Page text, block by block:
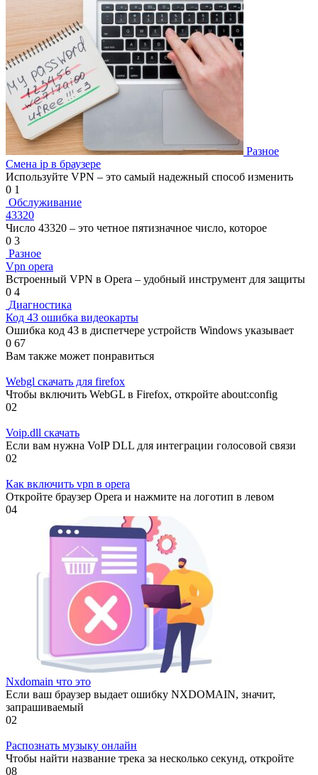
Разное
Смена ip в браузере
Используйте VPN – это самый надежный способ изменить
0 1
Обслуживание
43320
Число 43320 – это четное пятизначное число, которое
0 3
Разное
Vpn opera
Встроенный VPN в Opera – удобный инструмент для защиты
0 4
Диагностика
Код 43 ошибка видеокарты
Ошибка код 43 в диспетчере устройств Windows указывает
0 67
Вам также может понравиться
Webgl скачать для firefox
Чтобы включить WebGL в Firefox, откройте about:config
02
Voip.dll скачать
Если вам нужна VoIP DLL для интеграции голосовой связи
02
Как включить vpn в opera
Откройте браузер Opera и нажмите на логотип в левом
04
Nxdomain что это
Если ваш браузер выдает ошибку NXDOMAIN, значит,
запрашиваемый
02
Распознать музыку онлайн
Чтобы найти название трека за несколько секунд, откройте
08